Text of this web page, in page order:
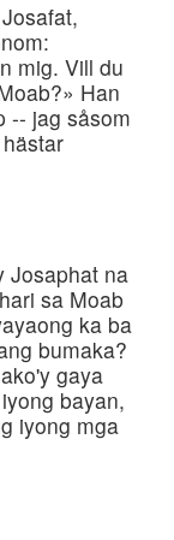
mig. Vill du
Han
-- jag såsom
Josaphat na
sa Moab
ka ba
bumaka?
gaya
bayan,
iyong mga